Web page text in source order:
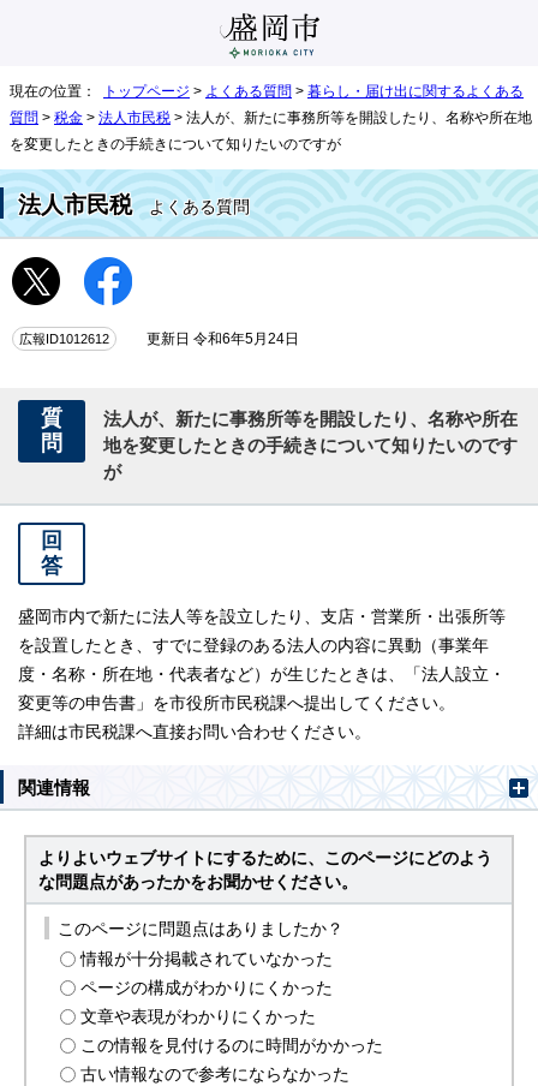
現在の位置： トップページ > よくある質問 > 暮らし・届け出に関するよくある
質問 > 税金 > 法人市民税 > 法人が、新たに事務所等を開設したり、名称や所在地
を変更したときの手続きについて知りたいのですが
法人市民税よくある質問
広報ID1012612 更新日 令和6年5月24日
質
問
法人が、新たに事務所等を開設したり、名称や所在
地を変更したときの手続きについて知りたいのです
が
回
答
盛岡市内で新たに法人等を設立したり、支店・営業所・出張所等
を設置したとき、すでに登録のある法人の内容に異動（事業年
度・名称・所在地・代表者など）が生じたときは、「法人設立・
変更等の申告書」を市役所市民税課へ提出してください。
詳細は市民税課へ直接お問い合わせください。
関連情報
よりよいウェブサイトにするために、このページにどのよう
な問題点があったかをお聞かせください。
このページに問題点はありましたか？
情報が十分掲載されていなかった
ページの構成がわかりにくかった
文章や表現がわかりにくかった
この情報を見付けるのに時間がかかった
古い情報なので参考にならなかった